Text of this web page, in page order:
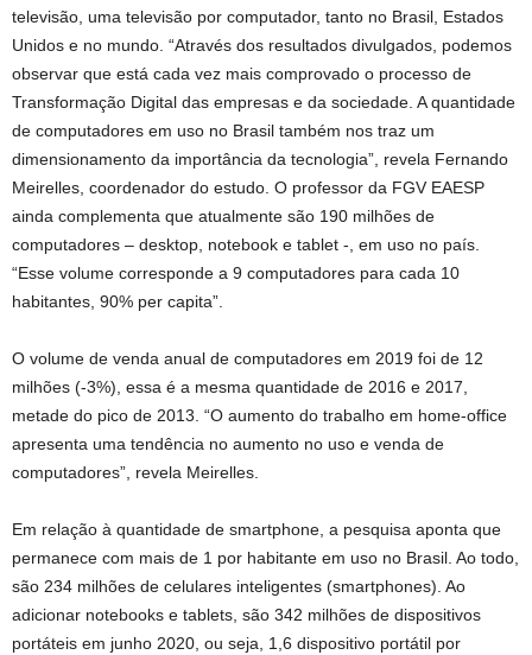
televisão, uma televisão por computador, tanto no Brasil, Estados
Unidos e no mundo. “Através dos resultados divulgados, podemos
observar que está cada vez mais comprovado o processo de
Transformação Digital das empresas e da sociedade. A quantidade
de computadores em uso no Brasil também nos traz um
dimensionamento da importância da tecnologia”, revela Fernando
Meirelles, coordenador do estudo. O professor da FGV EAESP
ainda complementa que atualmente são 190 milhões de
computadores – desktop, notebook e tablet -, em uso no país.
“Esse volume corresponde a 9 computadores para cada 10
habitantes, 90% per capita”.
O volume de venda anual de computadores em 2019 foi de 12
milhões (-3%), essa é a mesma quantidade de 2016 e 2017,
metade do pico de 2013. “O aumento do trabalho em home-office
apresenta uma tendência no aumento no uso e venda de
computadores”, revela Meirelles.
Em relação à quantidade de smartphone, a pesquisa aponta que
permanece com mais de 1 por habitante em uso no Brasil. Ao todo,
são 234 milhões de celulares inteligentes (smartphones). Ao
adicionar notebooks e tablets, são 342 milhões de dispositivos
portáteis em junho 2020, ou seja, 1,6 dispositivo portátil por